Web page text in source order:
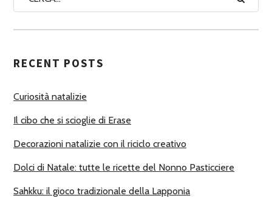
A
U
O
I
RECENT POSTS
Curiosità natalizie
Il cibo che si scioglie di Erase
Decorazioni natalizie con il riciclo creativo
Dolci di Natale: tutte le ricette del Nonno Pasticciere
Sahkku: il gioco tradizionale della Lapponia